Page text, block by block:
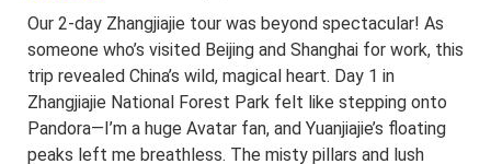
Our 2-day Zhangjiajie tour was beyond spectacular! As
someone who’s visited Beijing and Shanghai for work, this
trip revealed China’s wild, magical heart. Day 1 in
Zhangjiajie National Forest Park felt like stepping onto
Pandora—I’m a huge Avatar fan, and Yuanjiajie’s floating
peaks left me breathless. The misty pillars and lush